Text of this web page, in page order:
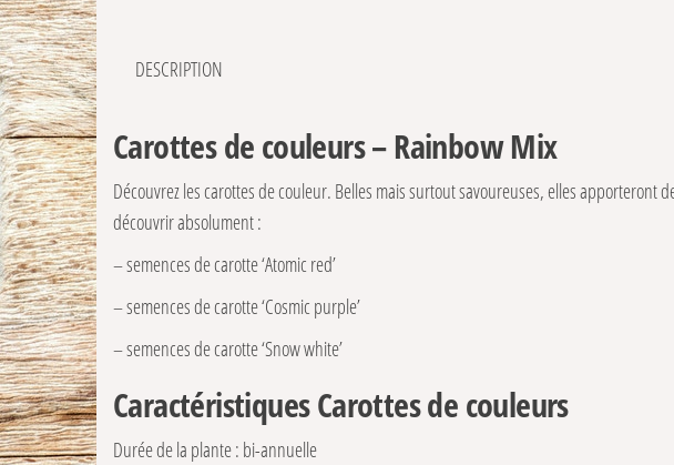
DESCRIPTION
Carottes de couleurs – Rainbow Mix
Découvrez les carottes de couleur. Belles mais surtout savoureuses, elles apporteront
découvrir absolument :
– semences de carotte ‘Atomic red’
– semences de carotte ‘Cosmic purple’
– semences de carotte ‘Snow white’
Caractéristiques Carottes de couleurs
Durée de la plante : bi-annuelle